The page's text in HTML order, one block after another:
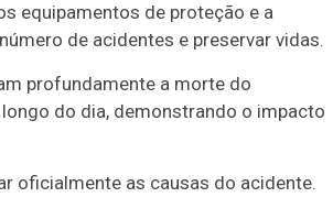
equipamentos de proteção e a
de acidentes e preservar vidas.
profundamente a morte do
do dia, demonstrando o impacto
oficialmente as causas do acidente.